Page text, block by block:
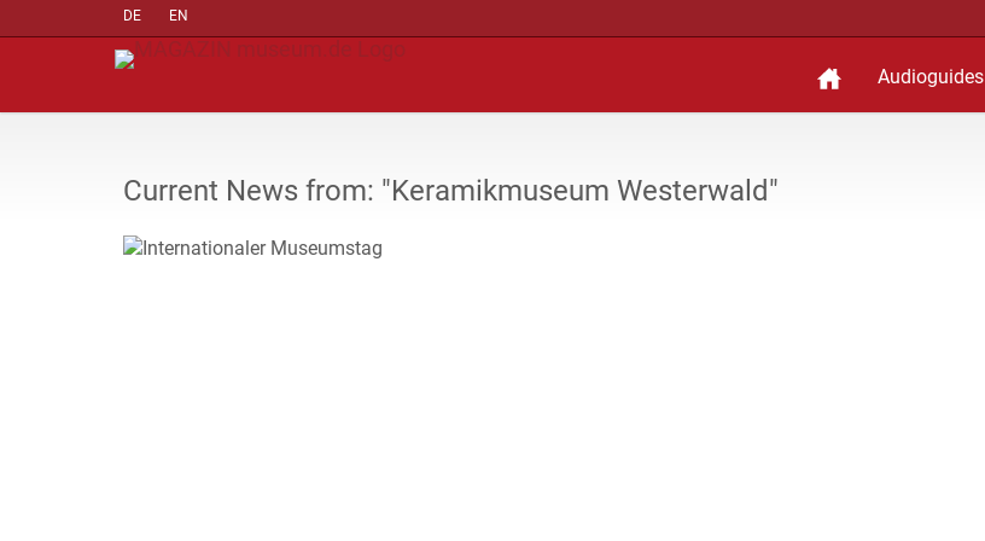
DE EN
Audioguides
Current News from: "Keramikmuseum Westerwald"